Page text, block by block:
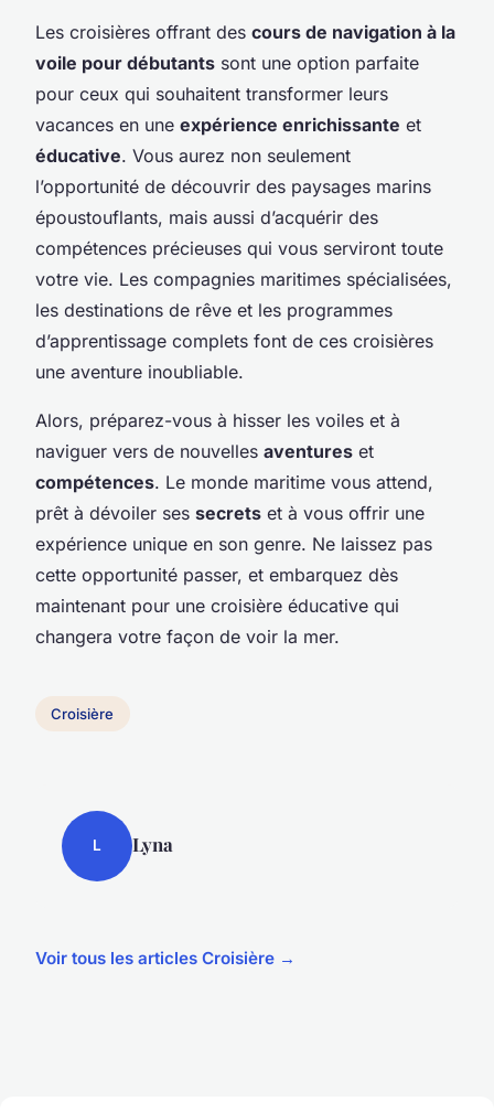
Les croisières offrant des cours de navigation à la
voile pour débutants sont une option parfaite
pour ceux qui souhaitent transformer leurs
vacances en une expérience enrichissante et
éducative. Vous aurez non seulement
l’opportunité de découvrir des paysages marins
époustouflants, mais aussi d’acquérir des
compétences précieuses qui vous serviront toute
votre vie. Les compagnies maritimes spécialisées,
les destinations de rêve et les programmes
d’apprentissage complets font de ces croisières
une aventure inoubliable.
Alors, préparez-vous à hisser les voiles et à
naviguer vers de nouvelles aventures et
compétences. Le monde maritime vous attend,
prêt à dévoiler ses secrets et à vous offrir une
expérience unique en son genre. Ne laissez pas
cette opportunité passer, et embarquez dès
maintenant pour une croisière éducative qui
changera votre façon de voir la mer.
Croisière
L Lyna
Voir tous les articles Croisière →